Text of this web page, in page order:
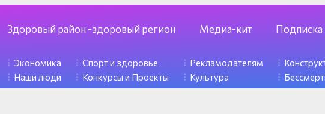
Здоровый район -здоровый регион Медиа-кит Подписка
Экономика
Наши люди
Спорт и здоровье
Конкурсы и Проекты
Рекламодателям
Культура